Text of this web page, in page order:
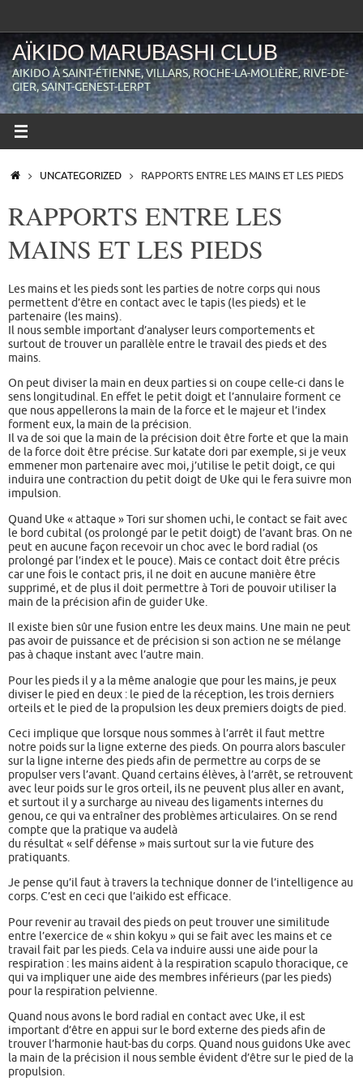
contenu
AÏKIDO MARUBASHI CLUB
AIKIDO À SAINT-ÉTIENNE, VILLARS, ROCHE-LA-MOLIÈRE, RIVE-DE-
GIER, SAINT-GENEST-LERPT
ACCUEIL
UNCATEGORIZED RAPPORTS ENTRE LES MAINS ET LES PIEDS
RAPPORTS ENTRE LES
MAINS ET LES PIEDS
Les mains et les pieds sont les parties de notre corps qui nous
permettent d’être en contact avec le tapis (les pieds) et le
partenaire (les mains).
Il nous semble important d’analyser leurs comportements et
surtout de trouver un parallèle entre le travail des pieds et des
mains.
On peut diviser la main en deux parties si on coupe celle-ci dans le
sens longitudinal. En effet le petit doigt et l’annulaire forment ce
que nous appellerons la main de la force et le majeur et l’index
forment eux, la main de la précision.
Il va de soi que la main de la précision doit être forte et que la main
de la force doit être précise. Sur katate dori par exemple, si je veux
emmener mon partenaire avec moi, j’utilise le petit doigt, ce qui
induira une contraction du petit doigt de Uke qui le fera suivre mon
impulsion.
Quand Uke « attaque » Tori sur shomen uchi, le contact se fait avec
le bord cubital (os prolongé par le petit doigt) de l’avant bras. On ne
peut en aucune façon recevoir un choc avec le bord radial (os
prolongé par l’index et le pouce). Mais ce contact doit être précis
car une fois le contact pris, il ne doit en aucune manière être
supprimé, et de plus il doit permettre à Tori de pouvoir utiliser la
main de la précision afin de guider Uke.
Il existe bien sûr une fusion entre les deux mains. Une main ne peut
pas avoir de puissance et de précision si son action ne se mélange
pas à chaque instant avec l’autre main.
Pour les pieds il y a la même analogie que pour les mains, je peux
diviser le pied en deux : le pied de la réception, les trois derniers
orteils et le pied de la propulsion les deux premiers doigts de pied.
Ceci implique que lorsque nous sommes à l’arrêt il faut mettre
notre poids sur la ligne externe des pieds. On pourra alors basculer
sur la ligne interne des pieds afin de permettre au corps de se
propulser vers l’avant. Quand certains élèves, à l’arrêt, se retrouvent
avec leur poids sur le gros orteil, ils ne peuvent plus aller en avant,
et surtout il y a surcharge au niveau des ligaments internes du
genou, ce qui va entraîner des problèmes articulaires. On se rend
compte que la pratique va audelà
du résultat « self défense » mais surtout sur la vie future des
pratiquants.
Je pense qu’il faut à travers la technique donner de l’intelligence au
corps. C’est en ceci que l’aikido est efficace.
Pour revenir au travail des pieds on peut trouver une similitude
entre l’exercice de « shin kokyu » qui se fait avec les mains et ce
travail fait par les pieds. Cela va induire aussi une aide pour la
respiration : les mains aident à la respiration scapulo thoracique, ce
qui va impliquer une aide des membres inférieurs (par les pieds)
pour la respiration pelvienne.
Quand nous avons le bord radial en contact avec Uke, il est
important d’être en appui sur le bord externe des pieds afin de
trouver l’harmonie haut-bas du corps. Quand nous guidons Uke avec
la main de la précision il nous semble évident d’être sur le pied de la
propulsion.